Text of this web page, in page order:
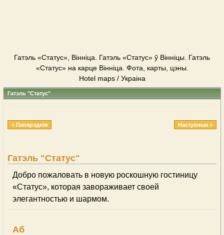
Гатэль «Статус», Вінніца. Гатэль «Статус» ў Вінніцы. Гатэль
«Статус» на карце Вінніца. Фота, карты, цэны.
Hotel maps / Украіна
Гатэль "Статус"
« Папярэднія Наступныя »
Гатэль "Статус"
Добро пожаловать в новую роскошную гостиницу
«Статус», которая завораживает своей
элегантностью и шармом.
Аб